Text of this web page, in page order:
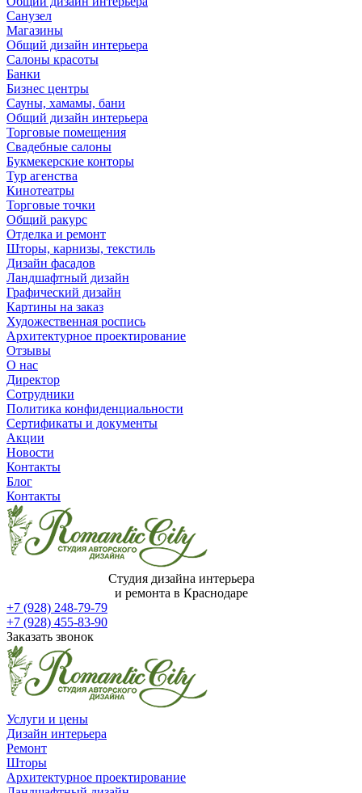
Санузел
Магазины
Общий дизайн интерьера
Салоны красоты
Банки
Бизнес центры
Сауны, хамамы, бани
Общий дизайн интерьера
Торговые помещения
Свадебные салоны
Букмекерские конторы
Тур агенства
Кинотеатры
Торговые точки
Общий ракурс
Отделка и ремонт
Шторы, карнизы, текстиль
Дизайн фасадов
Ландшафтный дизайн
Графический дизайн
Картины на заказ
Художественная роспись
Архитектурное проектирование
Отзывы
О нас
Директор
Сотрудники
Политика конфиденциальности
Сертификаты и документы
Акции
Новости
Контакты
Блог
Контакты
Студия дизайна интерьера
и ремонта в Краснодаре
+7 (928) 248-79-79
+7 (928) 455-83-90
Заказать звонок
Услуги и цены
Дизайн интерьера
Ремонт
Шторы
Архитектурное проектирование